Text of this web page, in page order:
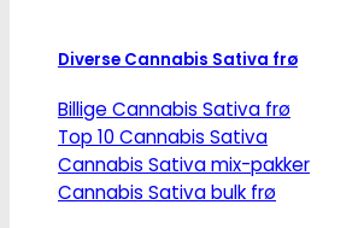
Diverse Cannabis Sativa frø
Billige Cannabis Sativa frø
Top 10 Cannabis Sativa
Cannabis Sativa mix-pakker
Cannabis Sativa bulk frø